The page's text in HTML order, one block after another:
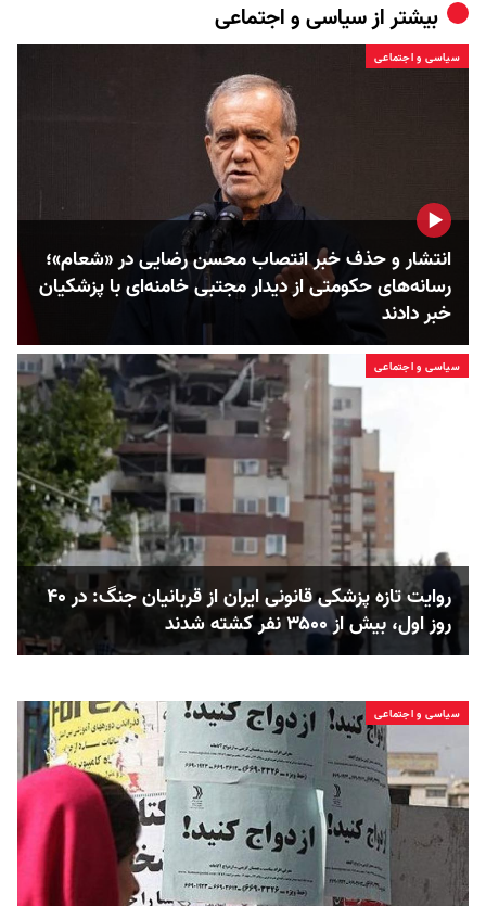
بیشتر ازسیاسی و اجتماعی
سیاسی و اجتماعی
انتشار و حذف خبر انتصاب محسن رضایی در «شعام»؛
رسانه‌های حکومتی از دیدار مجتبی خامنه‌ای با پزشکیان
خبر دادند
سیاسی و اجتماعی
روایت تازه پزشکی قانونی ایران از قربانیان جنگ: در ۴۰
روز اول، بیش از ۳۵۰۰ نفر کشته شدند
سیاسی و اجتماعی